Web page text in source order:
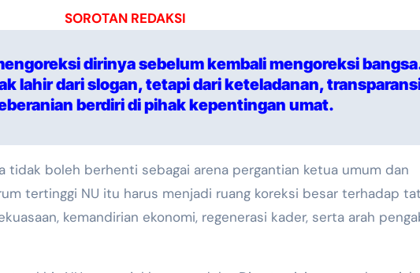
SOROTAN REDAKSI
dirinya sebelum kembali mengoreksi
lahir dari slogan, tetapi dari keteladanan,
berdiri di pihak kepentingan umat.
tertinggi NU itu harus menjadi ruang koreksi besar terhadap
kemandirian ekonomi, regenerasi kader, serta arah